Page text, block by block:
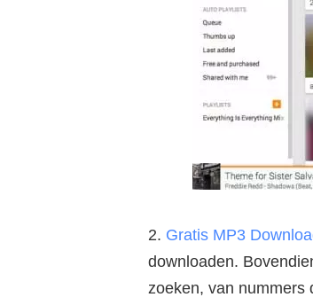
2. Gratis MP3
downloaden.
zoeken, van nummers